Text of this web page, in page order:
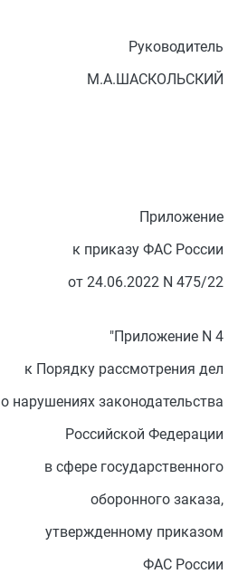
Руководитель
М.А.ШАСКОЛЬСКИЙ
Приложение
к приказу ФАС России
от 24.06.2022 N 475/22
"Приложение N 4
к Порядку рассмотрения дел
о нарушениях законодательства
Российской Федерации
в сфере государственного
оборонного заказа,
утвержденному приказом
ФАС России